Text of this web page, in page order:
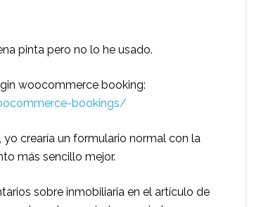
pinta pero no lo he usado.
woocommerce booking:
bookings/
crearía un formulario normal con la
más sencillo mejor.
sobre inmobiliaria en el artículo de